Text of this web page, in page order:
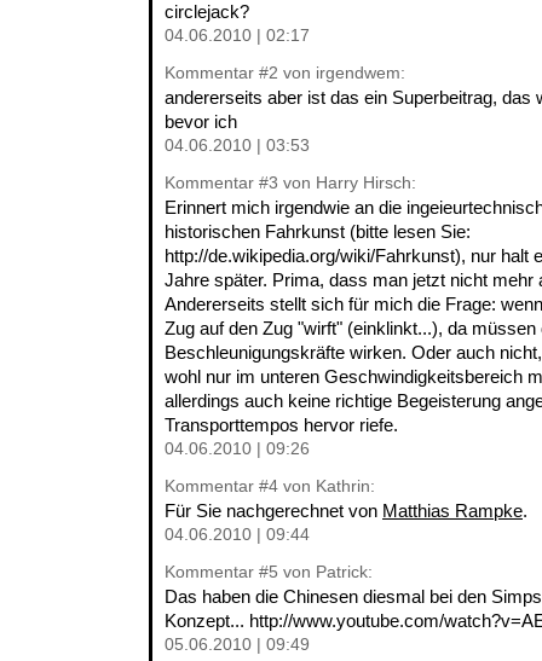
circlejack?
04.06.2010 | 02:17
Kommentar #2 von irgendwem:
andererseits aber ist das ein Superbeitrag, das
bevor ich
04.06.2010 | 03:53
Kommentar #3 von Harry Hirsch:
Erinnert mich irgendwie an die
historischen Fahrkunst (bitte lesen Sie:
http://de.wikipedia.org/wiki/Fahrkunst), nur halt
Jahre später. Prima, dass man jetzt nicht mehr
Andererseits stellt sich für mich die Frage:
Zug auf den Zug "wirft" (einklinkt...), da
Beschleunigungskräfte wirken. Oder auch
wohl nur im unteren Geschwindigkeitsbereich
allerdings auch keine richtige Begeisterung
Transporttempos hervor riefe.
04.06.2010 | 09:26
Kommentar #4 von Kathrin:
Für Sie nachgerechnet von Matthias Rampke.
04.06.2010 | 09:44
Kommentar #5 von Patrick:
Das haben die Chinesen diesmal bei den
Konzept... http://www.youtube.com/
05.06.2010 | 09:49